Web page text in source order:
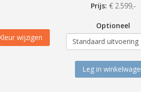
wijzigen
Prijs: € 2.599,-
Optioneel
Leg in